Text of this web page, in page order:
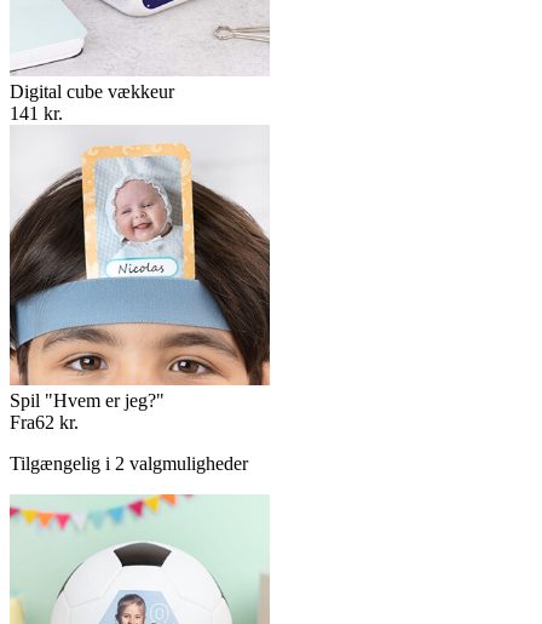
Digital cube vækkeur
141 kr.
Spil "Hvem er jeg?"
Fra62 kr.
Tilgængelig i 2 valgmuligheder